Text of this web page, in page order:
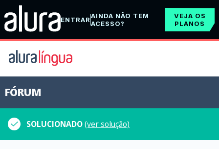
ENTRARAINDA NÃO TEM
ACESSO?
VEJA OS
PLANOS
FÓRUM
SOLUCIONADO(ver solução)